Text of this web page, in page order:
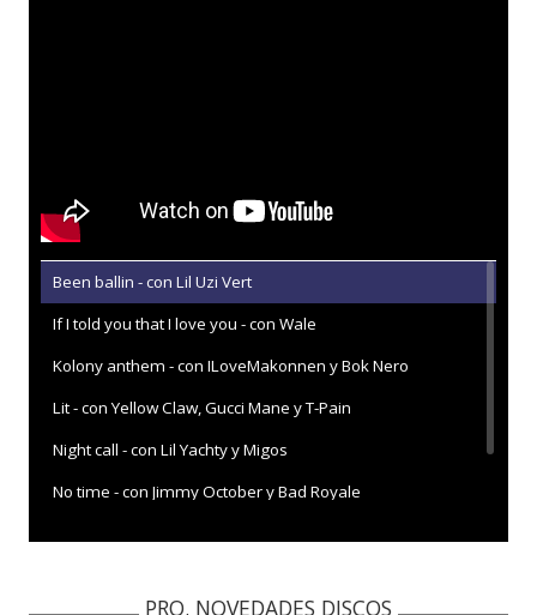
Been ballin - con Lil Uzi Vert
If I told you that I love you - con Wale
Kolony anthem - con ILoveMakonnen y Bok Nero
Lit - con Yellow Claw, Gucci Mane y T-Pain
Night call - con Lil Yachty y Migos
No time - con Jimmy October y Bad Royale
PRO. NOVEDADES DISCOS